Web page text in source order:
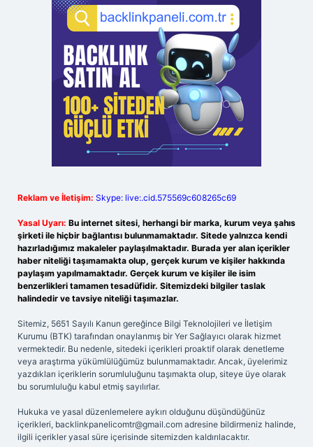
Reklam ve İletişim: Skype: live:.cid.575569c608265c69
Yasal Uyarı: Bu internet sitesi, herhangi bir marka, kurum veya şahıs
şirketi ile hiçbir bağlantısı bulunmamaktadır. Sitede yalnızca kendi
hazırladığımız makaleler paylaşılmaktadır. Burada yer alan içerikler
haber niteliği taşımamakta olup, gerçek kurum ve kişiler hakkında
paylaşım yapılmamaktadır. Gerçek kurum ve kişiler ile isim
benzerlikleri tamamen tesadüfidir. Sitemizdeki bilgiler taslak
halindedir ve tavsiye niteliği taşımazlar.
Sitemiz, 5651 Sayılı Kanun gereğince Bilgi Teknolojileri ve İletişim
Kurumu (BTK) tarafından onaylanmış bir Yer Sağlayıcı olarak hizmet
vermektedir. Bu nedenle, sitedeki içerikleri proaktif olarak denetleme
veya araştırma yükümlülüğümüz bulunmamaktadır. Ancak, üyelerimiz
yazdıkları içeriklerin sorumluluğunu taşımakta olup, siteye üye olarak
bu sorumluluğu kabul etmiş sayılırlar.
Hukuka ve yasal düzenlemelere aykırı olduğunu düşündüğünüz
içerikleri, backlinkpanelicomtr@gmail.com adresine bildirmeniz halinde,
ilgili içerikler yasal süre içerisinde sitemizden kaldırılacaktır.